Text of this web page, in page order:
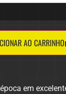
AO CARRINHO
em